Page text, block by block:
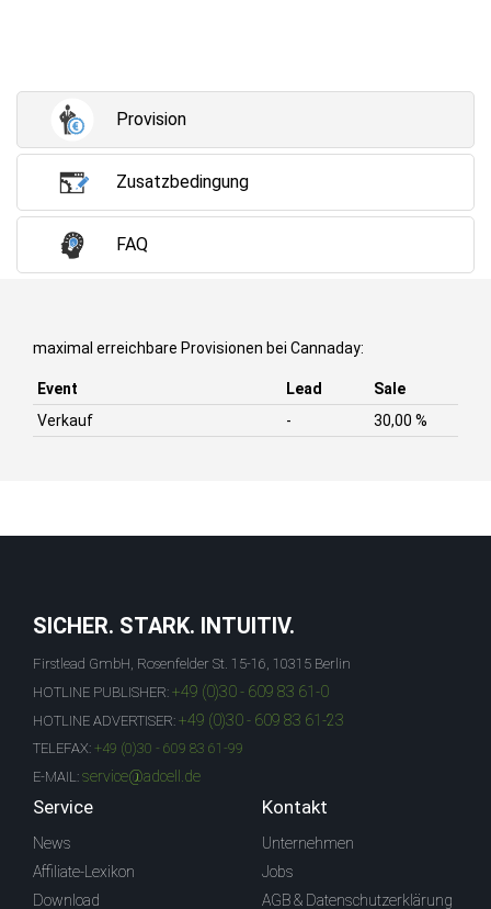
Provision
Zusatzbedingung
FAQ
maximal erreichbare Provisionen bei Cannaday:
Event Lead
Sale
Verkauf
- 30,00 %
SICHER. STARK. INTUITIV.
Firstlead GmbH, Rosenfelder St. 15-16, 10315 Berlin
HOTLINE PUBLISHER: +49 (0)30 - 609 83 61-0
HOTLINE ADVERTISER: +49 (0)30 - 609 83 61-23
TELEFAX: +49 (0)30 - 609 83 61-99
E-MAIL: service@adcell.de
Service
News
Affiliate-Lexikon
Download
Kontakt
Unternehmen
Jobs
AGB & Datenschutzerklärung